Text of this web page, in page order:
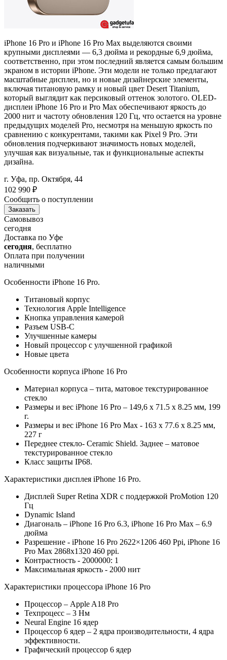
iPhone 16 Pro и iPhone 16 Pro Max выделяются своими
крупными дисплеями — 6,3 дюйма и рекордные 6,9 дюйма,
соответственно, при этом последний является самым большим
экраном в истории iPhone. Эти модели не только предлагают
масштабные дисплеи, но и новые дизайнерские элементы,
включая титановую рамку и новый цвет Desert Titanium,
который выглядит как персиковый оттенок золотого. OLED-
дисплеи iPhone 16 Pro и Pro Max обеспечивают яркость до
2000 нит и частоту обновления 120 Гц, что остается на уровне
предыдущих моделей Pro, несмотря на меньшую яркость по
сравнению с конкурентами, такими как Pixel 9 Pro. Эти
обновления подчеркивают значимость новых моделей,
улучшая как визуальные, так и функциональные аспекты
дизайна.
г. Уфа, пр. Октября, 44
102 990 ₽
Сообщить о поступлении
Заказать
Самовывоз
сегодня
Доставка по Уфе
сегодня, бесплатно
Оплата при получении
наличными
Особенности iPhone 16 Pro.
Титановый корпус
Технология Apple Intelligence
Кнопка управления камерой
Разъем USB-C
Улучшенные камеры
Новый процессор с улучшенной графикой
Новые цвета
Особенности корпуса iPhone 16 Pro
Материал корпуса – тита, матовое текстурированное
стекло
Размеры и вес iPhone 16 Pro – 149,6 х 71.5 х 8.25 мм, 199
г.
Размеры и вес iPhone 16 Pro Max - 163 х 77.6 х 8.25 мм,
227 г
Переднее стекло- Ceramic Shield. Заднее – матовое
текстурированное стекло
Класс защиты IP68.
Характеристики дисплея iPhone 16 Pro.
Дисплей Super Retina XDR с поддержкой ProMotion 120
Гц
Dynamic Island
Диагональ – iPhone 16 Pro 6.3, iPhone 16 Pro Max – 6.9
дюйма
Разрешение - iPhone 16 Pro 2622×1206 460 Ppi, iPhone 16
Pro Max 2868х1320 460 ppi.
Контрастность - 2000000: 1
Максимальная яркость - 2000 нит
Характеристики процессора iPhone 16 Pro
Процессор – Apple A18 Pro
Техпроцесс – 3 Нм
Neural Engine 16 ядер
Процессор 6 ядер – 2 ядра производительности, 4 ядра
эффективности.
Графический процессор 6 ядер